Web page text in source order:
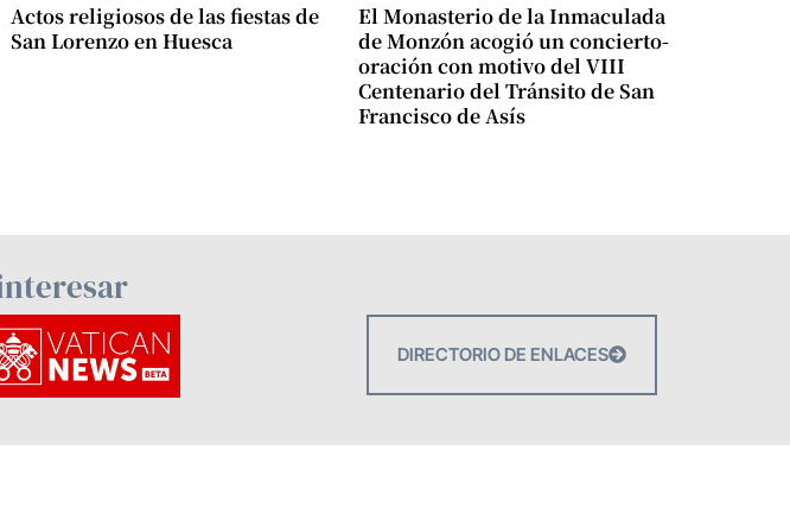
Actos religiosos de las fiestas de
San Lorenzo en Huesca
El Monasterio de la Inmaculada
de Monzón acogió un concierto-
oración con motivo del VIII
Centenario del Tránsito de San
Francisco de Asís
DIRECTORIO DE ENLACES